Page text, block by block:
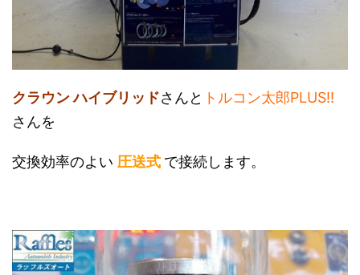
クラウン ハイブリッドさんと トルコン太郎PLUS!!
さんを
交換効率のよい 圧送式 で接続します。